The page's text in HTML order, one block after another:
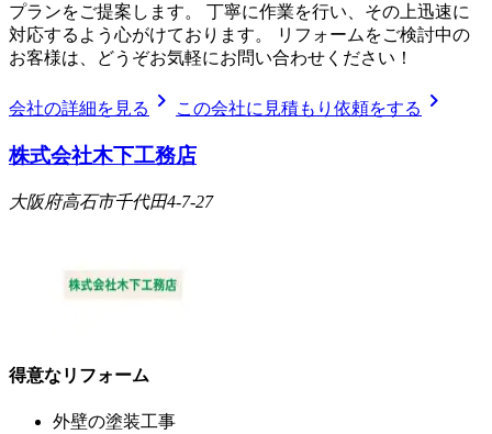
プランをご提案します。 丁寧に作業を行い、その上迅速に
対応するよう心がけております。 リフォームをご検討中の
お客様は、どうぞお気軽にお問い合わせください！
会社の詳細を見る chevron_right この会社に見積もり依頼をする chevron_right
株式会社木下工務店
大阪府高石市千代田4-7-27
得意なリフォーム
外壁の塗装工事